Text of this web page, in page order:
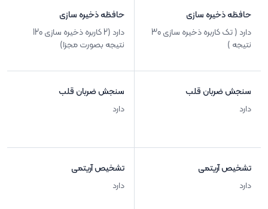
حافظه ذخیره سازی
دارد ( تک کاربره ذخیره سازی 30
نتیجه )
سنجش ضربان قلب
دارد
تشخیص آریتمی
دارد
حافظه ذخیره سازی
دارد (2 کاربره ذخیره سازی 120
نتیجه بصورت مجزا)
سنجش ضربان قلب
دارد
تشخیص آریتمی
دارد